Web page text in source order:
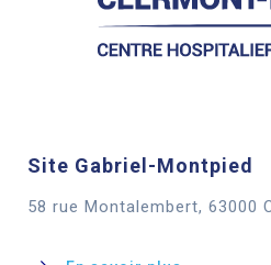
Site Gabriel-Montpied
58 rue Montalembert, 63000